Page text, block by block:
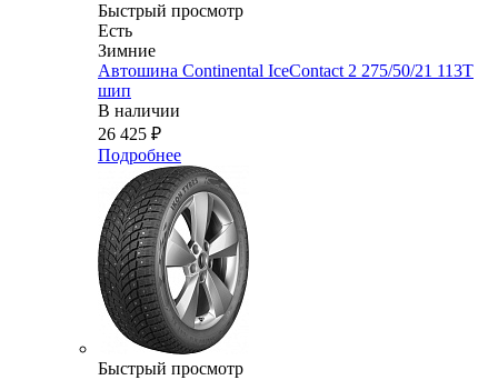
Быстрый просмотр
Есть
Зимние
Автошина Continental IceContact 2 275/50/21 113T
шип
В наличии
26 425 ₽
Подробнее
Быстрый просмотр